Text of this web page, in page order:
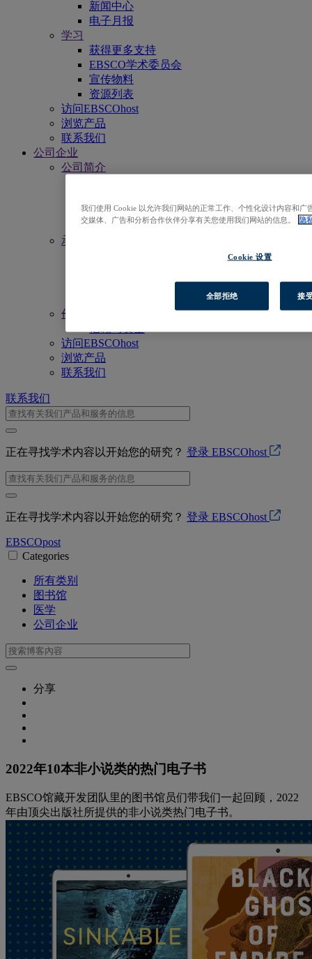
新闻中心
电子月报
学习
获得更多支持
EBSCO学术委员会
宣传物料
资源列表
访问EBSCOhost
浏览产品
联系我们
公司企业
公司简介
办事处
职业与工作
承诺与责任
价值观
访问EBSCOhost
浏览产品
联系我们
联系我们
正在寻找学术内容以开始您的研究？ 登录 EBSCOhost
正在寻找学术内容以开始您的研究？ 登录 EBSCOhost
EBSCOpost
Categories
所有类别
图书馆
医学
公司企业
分享
2022年10本非小说类的热门电子书
EBSCO馆藏开发团队里的图书馆员们带我们一起回顾，2022
年由顶尖出版社所提供的非小说类热门电子书。
我们使用 Cookie 以允许我们网站的正常工作、个性化设计内容和
交媒体、广告和分析合作伙伴分享有关您使用我们网站的信息。
隐
Cookie 设置
全部拒绝 接